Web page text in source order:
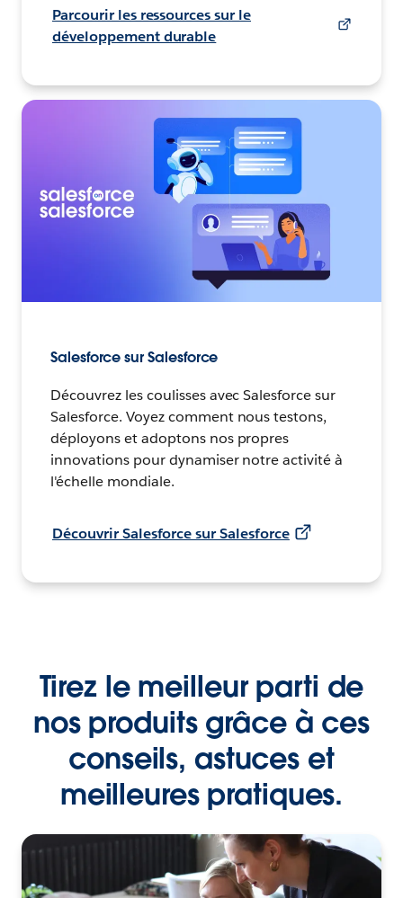
Parcourir les ressources sur le
développement durable
Salesforce sur Salesforce
Découvrez les coulisses avec Salesforce sur
Salesforce. Voyez comment nous testons,
déployons et adoptons nos propres
innovations pour dynamiser notre activité à
l'échelle mondiale.
Découvrir Salesforce sur Salesforce
Tirez le meilleur parti de
nos produits grâce à ces
conseils, astuces et
meilleures pratiques.